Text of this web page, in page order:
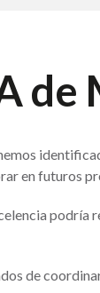
en futuros
de